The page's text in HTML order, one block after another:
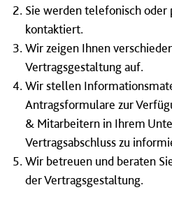
Sie werden telefonisch oder
kontaktiert.
Wir zeigen Ihnen
Vertragsgestaltung auf.
Wir stellen
Antragsformulare zur
& Mitarbeitern in Ihrem
Vertragsabschluss zu
Wir betreuen und beraten
der Vertragsgestaltung.